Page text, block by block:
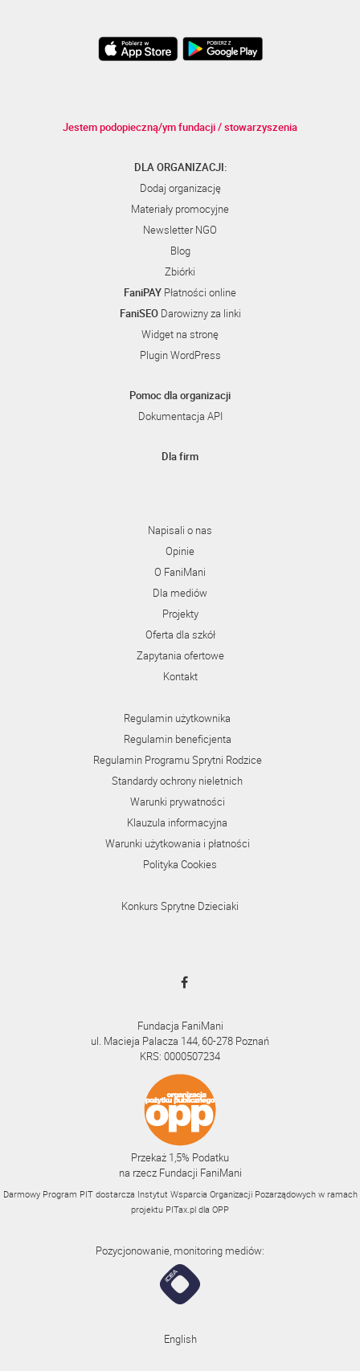
Jestem podopieczną/ym fundacji / stowarzyszenia
DLA ORGANIZACJI:
Dodaj organizację
Materiały promocyjne
Newsletter NGO
Blog
Zbiórki
FaniPAY Płatności online
FaniSEODarowizny za linki
Widget na stronę
Plugin WordPress
Pomoc dla organizacji
Dokumentacja API
Dla firm
Napisali o nas
Opinie
O FaniMani
Dla mediów
Projekty
Oferta dla szkół
Zapytania ofertowe
Kontakt
Regulamin użytkownika
Regulamin beneficjenta
Regulamin Programu Sprytni Rodzice
Standardy ochrony nieletnich
Warunki prywatności
Klauzula informacyjna
Warunki użytkowania i płatności
Polityka Cookies
Konkurs Sprytne Dzieciaki
Fundacja FaniMani
ul. Macieja Palacza 144, 60-278 Poznań
KRS: 0000507234
Przekaż 1,5% Podatku
na rzecz Fundacji FaniMani
Darmowy Program PIT dostarcza Instytut Wsparcia Organizacji Pozarządowych w ramach
projektu PITax.pl dla OPP
Pozycjonowanie, monitoring mediów:
English